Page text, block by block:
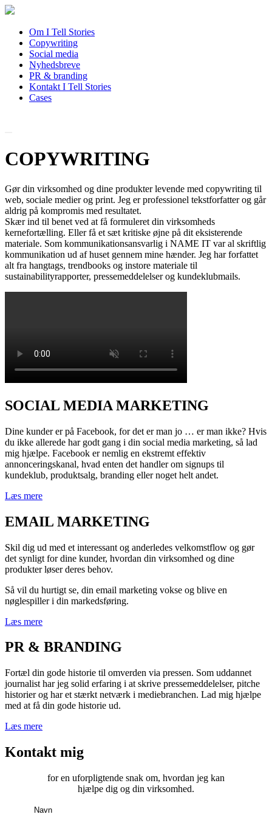
Om I Tell Stories
Copywriting
Social media
Nyhedsbreve
PR & branding
Kontakt I Tell Stories
Cases
COPYWRITING
Gør din virksomhed og dine produkter levende med copywriting til
web, sociale medier og print. Jeg er professionel tekstforfatter og går
aldrig på kompromis med resultatet.
Skær ind til benet ved at få formuleret din virksomheds
kernefortælling. Eller få et sæt kritiske øjne på dit eksisterende
materiale. Som kommunikationsansvarlig i NAME IT var al skriftlig
kommunikation ud af huset gennem mine hænder. Jeg har forfattet
alt fra hangtags, trendbooks og instore materiale til
sustainabilityrapporter, pressemeddelelser og kundeklubmails.
SOCIAL MEDIA MARKETING
Dine kunder er på Facebook, for det er man jo … er man ikke? Hvis
du ikke allerede har godt gang i din social media marketing, så lad
mig hjælpe. Facebook er nemlig en ekstremt effektiv
annonceringskanal, hvad enten det handler om signups til
kundeklub, produktsalg, branding eller noget helt andet.
Læs mere
EMAIL MARKETING
Skil dig ud med et interessant og anderledes velkomstflow og gør
det synligt for dine kunder, hvordan din virksomhed og dine
produkter løser deres behov.
Så vil du hurtigt se, din email marketing vokse og blive en
nøglespiller i din markedsføring.
Læs mere
PR & BRANDING
Fortæl din gode historie til omverden via pressen. Som uddannet
journalist har jeg solid erfaring i at skrive pressemeddelelser, pitche
historier og har et stærkt netværk i mediebranchen. Lad mig hjælpe
med at få din gode historie ud.
Læs mere
Kontakt mig
for en uforpligtende snak om, hvordan jeg kan
hjælpe dig og din virksomhed.